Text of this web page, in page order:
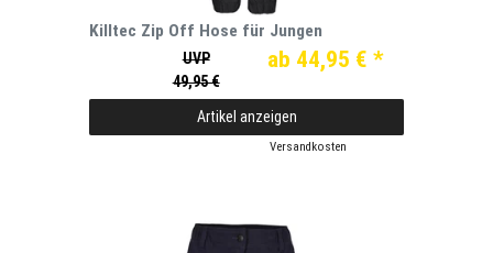
Killtec Zip Off Hose für Jungen
UVP
49,95 €
ab 44,95 € *
Artikel anzeigen
Versandkosten